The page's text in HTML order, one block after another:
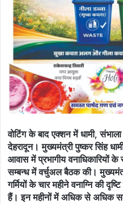
वोटिंग के बाद एक्शन में धामी,
देहरादून। मुख्यमंत्री पुष्कर सिंह
आवास में प्रभागीय वनाधिकारियों
सम्बन्ध में वर्चुअल बैठक की।
गर्मियों के चार महीने वनाग्नि की
हैं। इन महीनों में अधिक से अधिक